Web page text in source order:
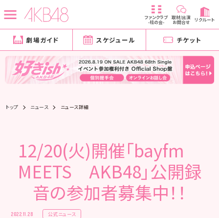
ファンクラブ
-柱の会-
取材/出演
お問合せ リクルート
劇場ガイド スケジュール チケット
トップ ニュース ニュース詳細
12/20(火)開催「bayfm
MEETS AKB48」公開録
音の参加者募集中！！
2022.11.28 公式ニュース